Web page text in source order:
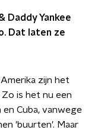
Daddy Yankee
Dat laten ze
zijn het
is het nu een
Cuba, vanwege
'buurten'. Maar